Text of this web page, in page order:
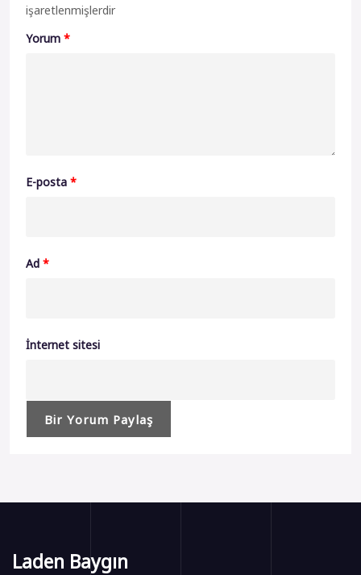
işaretlenmişlerdir
Yorum *
E-posta *
Ad *
İnternet sitesi
Laden Baygın